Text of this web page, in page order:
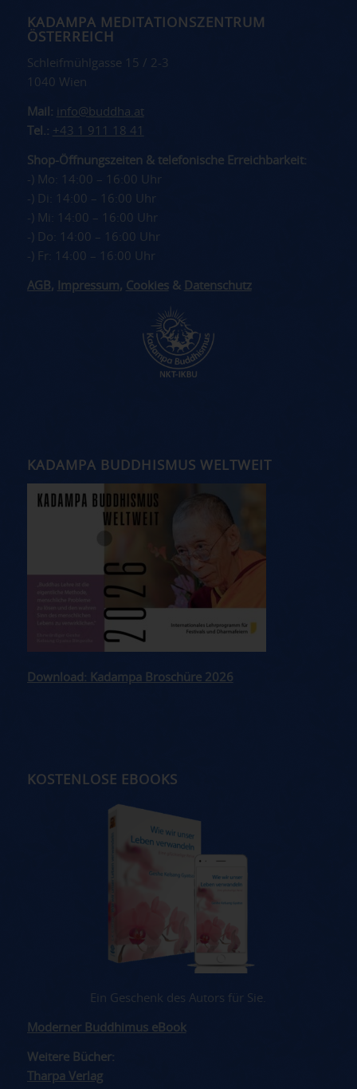
KADAMPA MEDITATIONSZENTRUM
ÖSTERREICH
Schleifmühlgasse 15 / 2-3
1040 Wien
Mail: info@buddha.at
Tel.: +43 1 911 18 41
Shop-Öffnungszeiten & telefonische Erreichbarkeit:
-) Mo: 14:00 – 16:00 Uhr
-) Di: 14:00 – 16:00 Uhr
-) Mi: 14:00 – 16:00 Uhr
-) Do: 14:00 – 16:00 Uhr
-) Fr: 14:00 – 16:00 Uhr
AGB , Impressum, Cookies& Datenschutz
KADAMPA BUDDHISMUS WELTWEIT
Download: Kadampa Broschüre 2026
KOSTENLOSE EBOOKS
Ein Geschenk des Autors für Sie.
Moderner Buddhimus eBook
Weitere Bücher:
Tharpa Verlag